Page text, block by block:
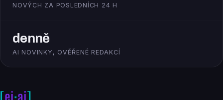
NOVÝCH ZA POSLEDNÍCH 24 H
denně
AI NOVINKY, OVĚŘENÉ REDAKCÍ